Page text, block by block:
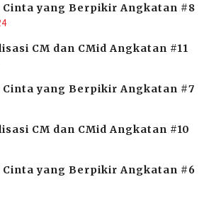
Cinta yang Berpikir Angkatan #8
CM dan CMid Angkatan #11
Cinta yang Berpikir Angkatan #7
CM dan CMid Angkatan #10
Cinta yang Berpikir Angkatan #6